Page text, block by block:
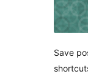
Save